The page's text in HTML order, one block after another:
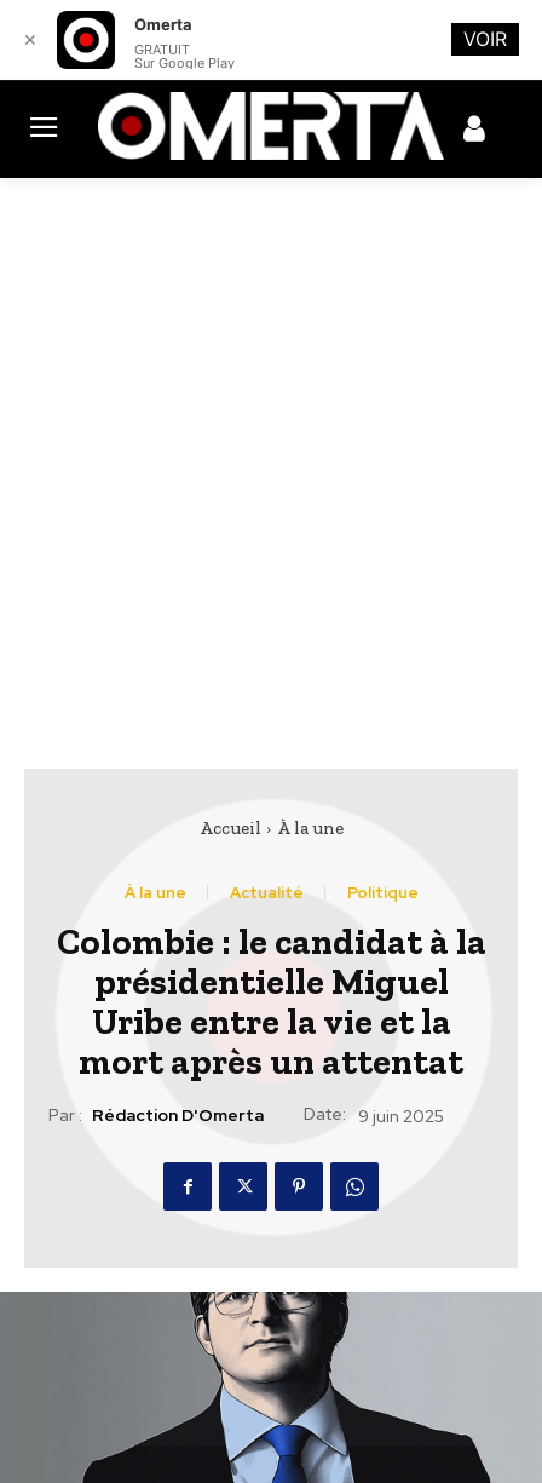
Accueil À la une
À la une Actualité Politique
Colombie : le candidat à la
présidentielle Miguel
Uribe entre la vie et la
mort après un attentat
Par : Rédaction D'Omerta Date: 9 juin 2025
✕
Omerta
GRATUIT
Sur Google Play
VOIR